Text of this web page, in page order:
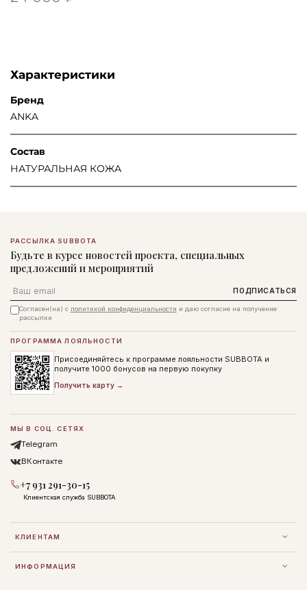
Характеристики
Бренд
ANKA
Состав
НАТУРАЛЬНАЯ КОЖА
РАССЫЛКА SUBBOTA
Будьте в курсе новостей проекта, специальных
предложений и мероприятий
Email ПОДПИСАТЬСЯ
Согласен(на) с политикой конфиденциальности и даю согласие на получение
рассылки
КЛИЕНТАМ
ИНФОРМАЦИЯ
ПРОГРАММА ЛОЯЛЬНОСТИ
Присоединяйтесь к программе лояльности SUBBOTA и
получите 1000 бонусов на первую покупку
Получить карту →
МЫ В СОЦ. СЕТЯХ
Telegram
ВКонтакте
+7 931 291-30-15
Клиентская служба SUBBOTA